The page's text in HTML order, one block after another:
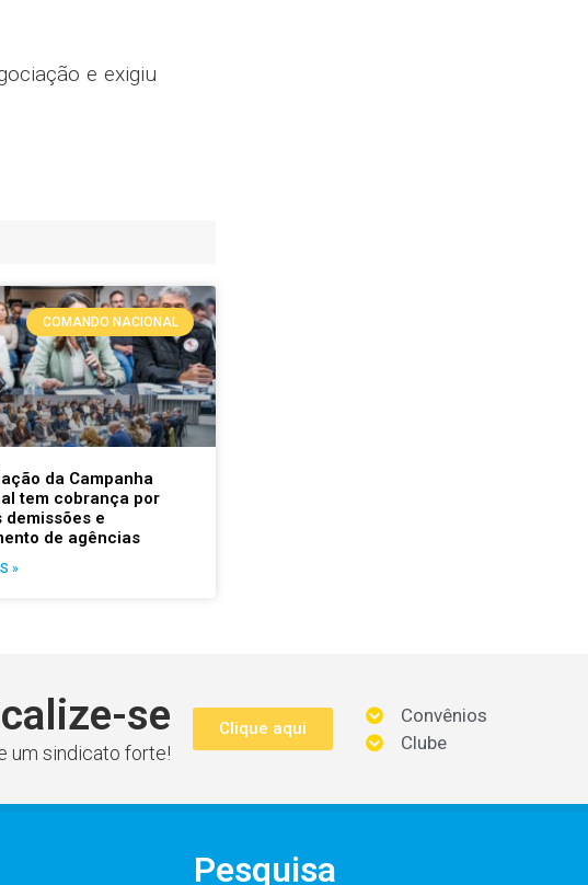
e exigiu
COMANDO NACIONAL
da Campanha
tem cobrança por
demissões e
de agências
»
se
um sindicato forte!
Clique aqui
Convênios
Clube
Pesquisa